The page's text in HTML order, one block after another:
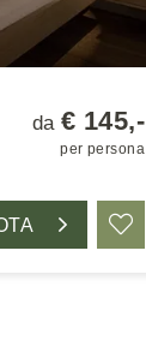
da € 145,-
per persona